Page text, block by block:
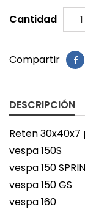
Cantidad
Compartir
DESCRIPCIÓN
Reten
vespa 150S
vespa 150
vespa 150 GS
vespa 160